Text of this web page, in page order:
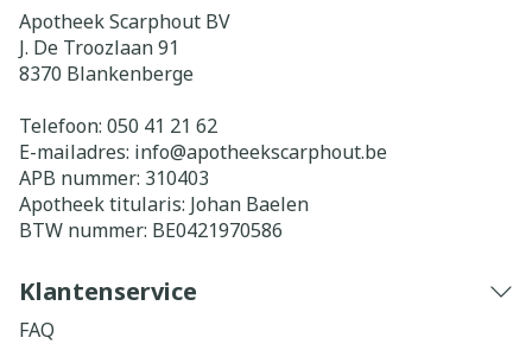
Apotheek Scarphout BV
J. De Troozlaan 91
8370 Blankenberge
Telefoon: 050 41 21 62
E-mailadres: info@apotheekscarphout.be
APB nummer: 310403
Apotheek titularis: Johan Baelen
BTW nummer: BE0421970586
Klantenservice
FAQ